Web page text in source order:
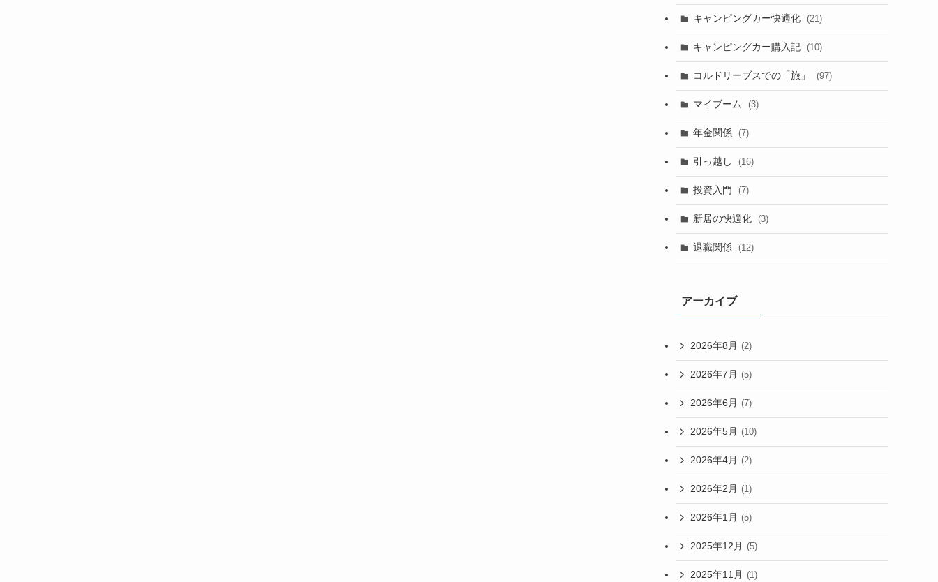
キャンピングカー快適化 (21)
キャンピングカー購入記 (10)
コルドリーブスでの「旅」 (97)
マイブーム (3)
年金関係 (7)
引っ越し (16)
投資入門 (7)
新居の快適化 (3)
退職関係 (12)
アーカイブ
2026年8月 (2)
2026年7月 (5)
2026年6月 (7)
2026年5月 (10)
2026年4月 (2)
2026年2月 (1)
2026年1月 (5)
2025年12月 (5)
2025年11月 (1)